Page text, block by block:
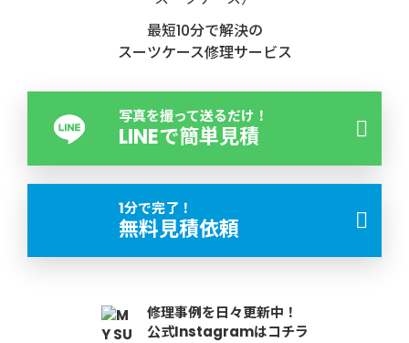
最短10分で解決の
スーツケース修理サービス
写真を撮って送るだけ！
LINEで簡単見積
1分で完了！
無料見積依頼
修理事例を日々更新中！
公式Instagramはコチラ